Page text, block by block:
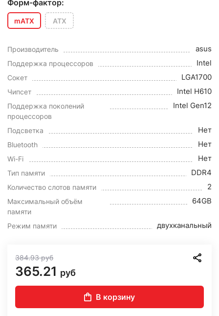
Форм-фактор:
mATX ATX
Производитель asus
Поддержка процессоров Intel
Сокет LGA1700
Чипсет Intel H610
Поддержка поколений
процессоров
Intel Gen12
Подсветка Нет
Bluetooth Нет
Wi-Fi Нет
Тип памяти DDR4
Количество слотов памяти 2
Максимальный объём
памяти
64GB
Режим памяти двухканальный
384.93руб
365.21 руб
В корзину